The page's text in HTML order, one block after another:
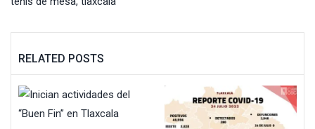
RELATED POSTS